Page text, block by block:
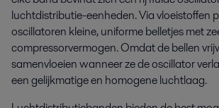
luchtdistributie-eenheden. Via vloeistoffen
oscillatoren kleine, uniforme belletjes met
compressorvermogen. Omdat de bellen
samenvloeien wanneer ze de oscillator
een gelijkmatige en homogene luchtlaag.